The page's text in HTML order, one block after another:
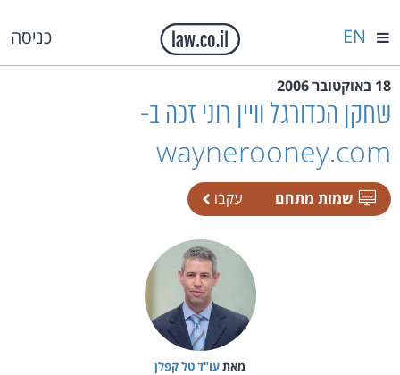
כניסה EN
18 באוקטובר 2006
שחקן הכדורגל וויין רוני זכה ב-
waynerooney.com
שמות מתחם עקבו
מאת‏עו"ד טל קפלן